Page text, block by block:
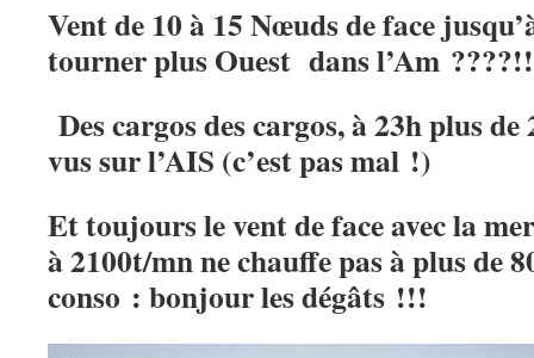
Vent de 10 à 15 Nœuds de face
tourner plus Ouest dans l’Am
Des cargos des cargos, à 23h plus
vus sur l’AIS (c’est pas mal !)
Et toujours le vent de face avec la
à 2100t/mn ne chauffe pas à plus de
conso : bonjour les dégâts !!!